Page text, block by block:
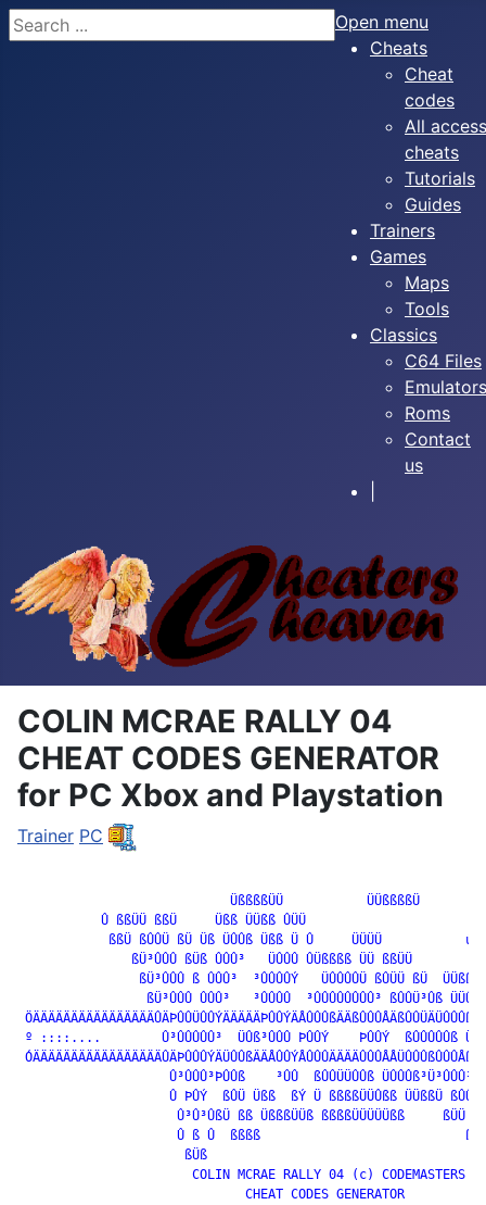
Search
Open menu
Cheats
Cheat
codes
All access
cheats
Tutorials
Guides
Trainers
Games
Maps
Tools
Classics
C64 Files
Emulators
Roms
Contact
us
COLIN MCRAE RALLY 04
CHEAT CODES GENERATOR
for PC Xbox and Playstation
Trainer PC
           Û ßßÜÜ ßßÜ     Üßß ÜÜßß ÛÜÜ
            ßßÜ ßÛÛÜ ßÜ Üß ÜÛÛß Üßß Ü Û     ÜÜÜÜ           ú
ßÜ³ÛÛÛ ßÜß ÛÛÛ³   ÜÛÛÛ ÛÜßßßß ÜÜ ßßÜÜ
ßÜ³ÛÛÛ ß ÛÛÛ³  ³ÛÛÛÛÝ   ÜÛÛÛÛÜ ßÛÜÜ ßÜ  ÜÜßß
ßÜ³ÛÛÛ ÛÛÛ³   ³ÛÛÛÛ  ³ÛÛÛÛÛÛÛÛ³ ßÛÛÜ³Ûß
º ::::....        Û³ÛÛÛÛÛ³  ÜÛß³ÛÛÛ ÞÛÛÝ    ÞÛÛÝ
Û³ÛÛÛ³ÞÛÛß    ³ÛÛ  ßÛÛÜÜÛÛß
Û ÞÛÝ  ßÛÜ Üßß  ßÝ Ü ßßßßÜÜÛßß ÜÜßßÜ ßÛÛÜ
Û³Û³ÛßÜ ßß ÜßßßÜÜß ßßßßÜÜÜÜÜßß     ßÜÜ
Û ß Û  ßßßß
                      ßÜß
                       COLIN MCRAE RALLY 04 (c) CODEMASTERS
                              CHEAT CODES GENERATOR